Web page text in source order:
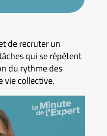
de recruter un
qui se répètent
du rythme des
vie collective.